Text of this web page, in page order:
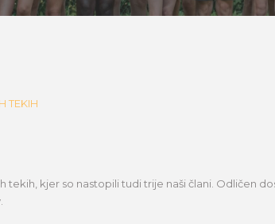
tekih, kjer so nastopili tudi trije naši člani. Odličen